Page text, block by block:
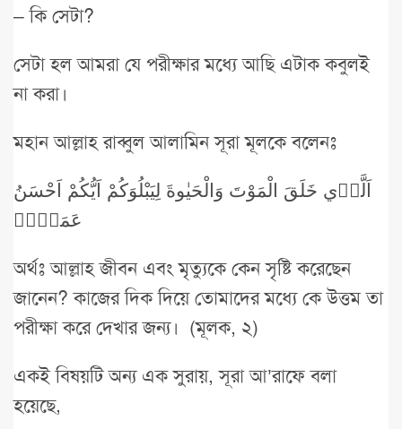
– কি সেটা?
সেটা হল আমরা যে পরীক্ষার মধ্যে আছি এটাক কবুলই
না করা।
মহান আল্লাহ রাব্বুল আলামিন সূরা মূলকে বলেনঃ
اَلَّذ۪ي خَلَقَ الْمَوْتَ وَالْحَيٰوةَ لِيَبْلُوَكُمْ اَيُّكُمْ اَحْسَنُ
عَمَلاًۜ
অর্থঃ আল্লাহ জীবন এবং মৃত্যুকে কেন সৃষ্টি করেছেন
জানেন? কাজের দিক দিয়ে তোমাদের মধ্যে কে উত্তম তা
পরীক্ষা করে দেখার জন্য। (মূলক, ২)
একই বিষয়টি অন্য এক সুরায়, সূরা আ’রাফে বলা
হয়েছে,